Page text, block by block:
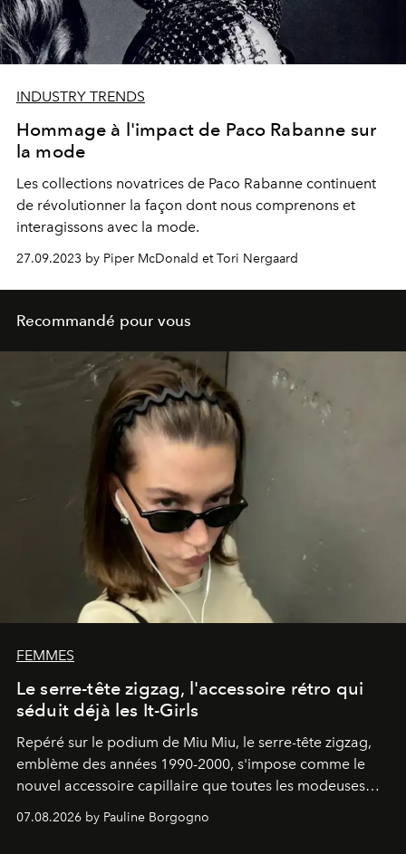
INDUSTRY TRENDS
Hommage à l'impact de Paco Rabanne sur
la mode
Les collections novatrices de Paco Rabanne continuent
de révolutionner la façon dont nous comprenons et
interagissons avec la mode.
27.09.2023 by Piper McDonald et Tori Nergaard
Recommandé pour vous
FEMMES
Le serre-tête zigzag, l'accessoire rétro qui
séduit déjà les It-Girls
Repéré sur le podium de Miu Miu, le serre-tête zigzag,
emblème des années 1990-2000, s'impose comme le
nouvel accessoire capillaire que toutes les modeuses
s'arrachent déjà.
07.08.2026 by Pauline Borgogno